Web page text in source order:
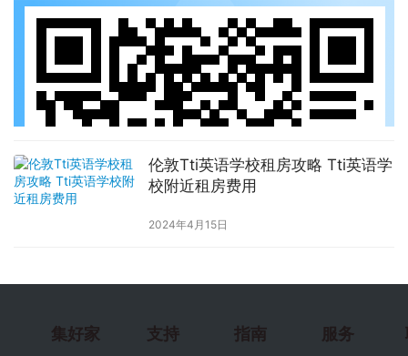
伦敦Tti英语学校租房攻略 Tti英语学
校附近租房费用
2024年4月15日
集好家 支持 指南 服务